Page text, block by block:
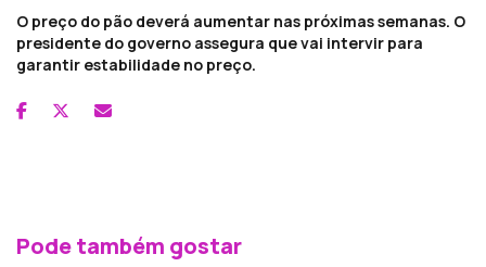
O preço do pão deverá aumentar nas próximas semanas. O
presidente do governo assegura que vai intervir para
garantir estabilidade no preço.
Pode também gostar